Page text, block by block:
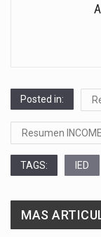
Posted in:
Resumen
TAGS: IED
MAS